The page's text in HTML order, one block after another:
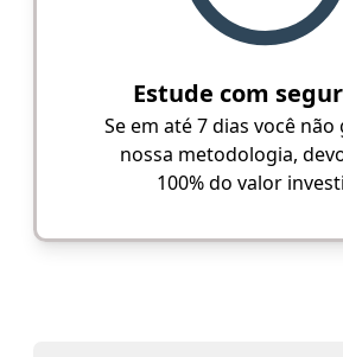
Estude com
Se em até 7 dias você
nossa metodologia,
100% do valor